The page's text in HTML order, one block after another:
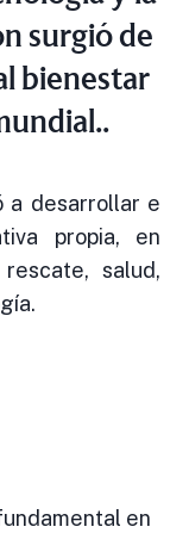
surgió de
bienestar
a desarrollar e
propia, en
salud,
en